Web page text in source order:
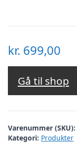
kr. 699,00
Gå til shop
Varenummer (SKU):
Kategori: Produkter